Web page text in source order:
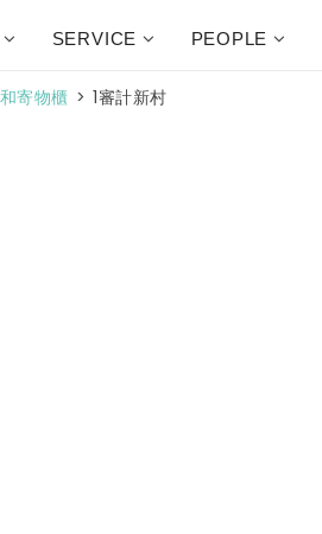
SERVICE PEOPLE
寄物櫃 > 1審計新村